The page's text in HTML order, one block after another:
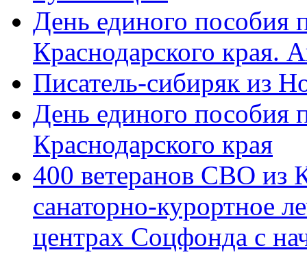
День единого пособия
Краснодарского края.
Писатель-сибиряк из
День единого пособия
Краснодарского края
400 ветеранов СВО из
санаторно-курортное
центрах Соцфонда с